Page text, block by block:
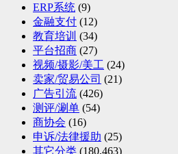
ERP系统 (9)
金融支付 (12)
教育培训 (34)
平台招商 (27)
视频/摄影/美工 (24)
卖家/贸易公司 (21)
广告引流 (426)
测评/涮单 (54)
商协会 (16)
申诉/法律援助 (25)
其它分类 (180,463)